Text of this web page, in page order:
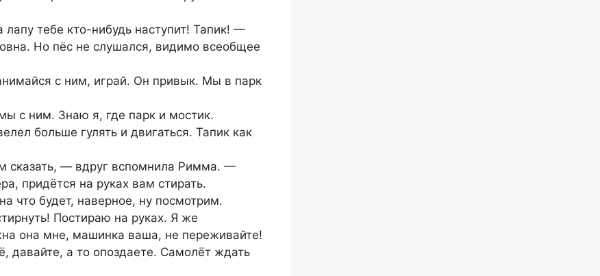
тебе кто-нибудь наступит! Тапик! —
Но пёс не слушался, видимо всеобщее
с ним, играй. Он привык. Мы в парк
с ним. Знаю я, где парк и мостик.
больше гулять и двигаться. Тапик как
сказать, — вдруг вспомнила Римма. —
придётся на руках вам стирать.
что будет, наверное, ну посмотрим.
Постираю на руках. Я же
она мне, машинка ваша, не переживайте!
а то опоздаете. Самолёт ждать